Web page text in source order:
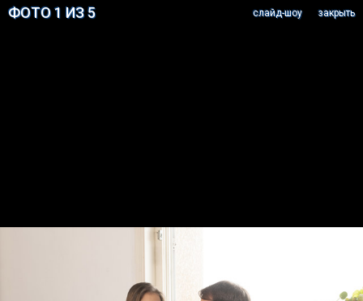
ФОТО 1 ИЗ 5 закрыть
cлайд-шоу